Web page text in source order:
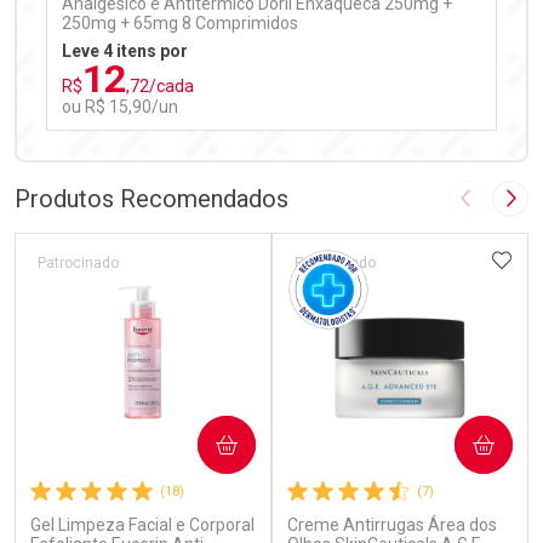
250mg + 65mg 8 Comprimidos
Leve 4 itens por
R$12,72/cada
ou R$ 15,90/un
Laboratório
Ativar Desconto
Comprar sem Desconto
Por Menos
Comprar sem Desconto
Produtos Recomendados Imagem
(18)
Gel Limpeza Facial e Corporal
Patrocinado
COMPRAR
(7)
Creme Antirrugas Área dos
Patrocinado
COMPRAR